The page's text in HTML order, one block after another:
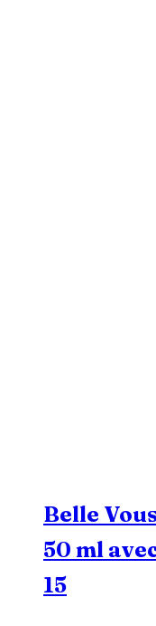
Belle
50 ml
15